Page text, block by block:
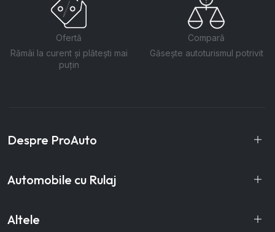
Ofertă
Rămâi la curent și plătești mai
puțin
Compară
Găsește autoturismul potrivit
Despre ProAuto
Automobile cu Rulaj
Altele